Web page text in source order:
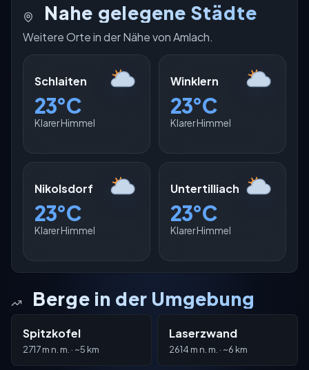
Nahe gelegene Städte
Weitere Orte in der Nähe von Amlach.
Schlaiten
23°C
Klarer Himmel
Winklern
23°C
Klarer Himmel
Nikolsdorf
23°C
Klarer Himmel
Untertilliach
23°C
Klarer Himmel
Berge in der Umgebung
Spitzkofel
2717 m n. m. · ~5 km
Laserzwand
2614 m n. m. · ~6 km